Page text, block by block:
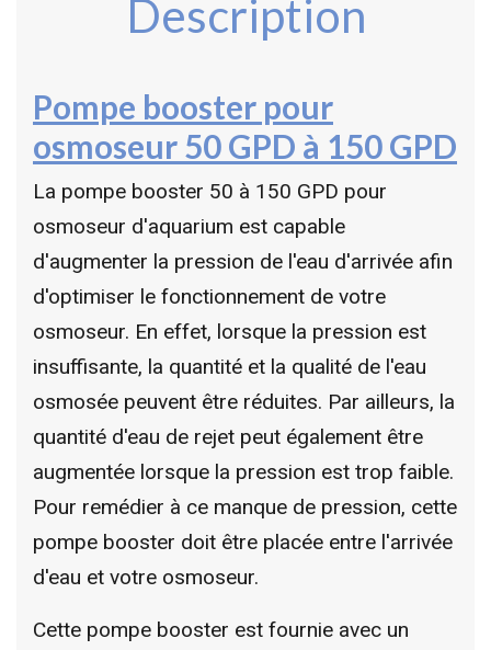
Description
Pompe booster pour
osmoseur 50 GPD à 150 GPD
La pompe booster 50 à 150 GPD pour
osmoseur d'aquarium est capable
d'augmenter la pression de l'eau d'arrivée afin
d'optimiser le fonctionnement de votre
osmoseur. En effet, lorsque la pression est
insuffisante, la quantité et la qualité de l'eau
osmosée peuvent être réduites. Par ailleurs, la
quantité d'eau de rejet peut également être
augmentée lorsque la pression est trop faible.
Pour remédier à ce manque de pression, cette
pompe booster doit être placée entre l'arrivée
d'eau et votre osmoseur.
Cette pompe booster est fournie avec un